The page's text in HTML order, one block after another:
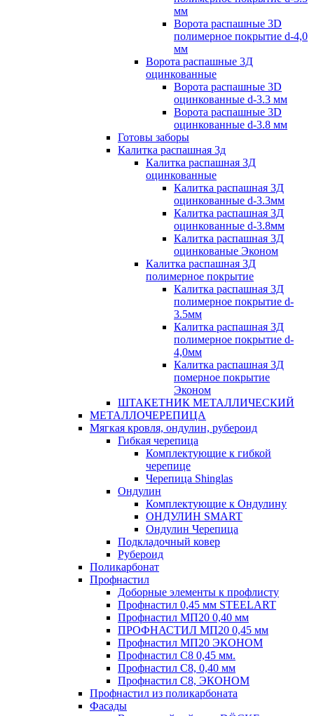
мм
Ворота распашные 3D
полимерное покрытие d-4,0
мм
Ворота распашные 3Д
оцинкованные
Ворота распашные 3D
оцинкованные d-3.3 мм
Ворота распашные 3D
оцинкованные d-3.8 мм
Готовы заборы
Калитка распашная 3д
Калитка распашная 3Д
оцинкованные
Калитка распашная 3Д
оцинкованные d-3.3мм
Калитка распашная 3Д
оцинкованные d-3.8мм
Калитка распашная 3Д
оцинкованые Эконом
Калитка распашная 3Д
полимерное покрытие
Калитка распашная 3Д
полимерное покрытие d-
3.5мм
Калитка распашная 3Д
полимерное покрытие d-
4,0мм
Калитка распашная 3Д
померное покрытие
Эконом
ШТАКЕТНИК МЕТАЛЛИЧЕСКИЙ
МЕТАЛЛОЧЕРЕПИЦА
Мягкая кровля, ондулин, рубероид
Гибкая черепица
Комплектующие к гибкой
черепице
Черепица Shinglas
Ондулин
Комплектующие к Ондулину
ОНДУЛИН SMART
Ондулин Черепица
Подкладочный ковер
Рубероид
Поликарбонат
Профнастил
Доборные элементы к профлисту
Профнастил 0,45 мм STEELART
Профнастил МП20 0,40 мм
ПРОФНАСТИЛ МП20 0,45 мм
Профнастил МП20 ЭКОНОМ
Профнастил С8 0,45 мм.
Профнастил С8, 0,40 мм
Профнастил С8, ЭКОНОМ
Профнастил из поликарбоната
Фасады